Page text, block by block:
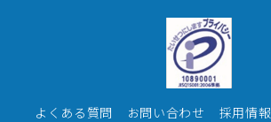
よくある質問 お問い合わせ 採用情報